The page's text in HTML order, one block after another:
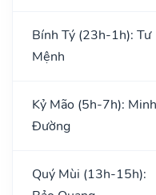
Bính Tý (23h-1h): Tư
Mệnh
Kỷ Mão (5h-7h): Minh
Đường
Quý Mùi (13h-15h):